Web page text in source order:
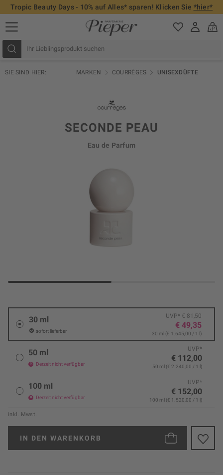
Tropic Beauty Days - 10% auf Alles* sparen! Klicken Sie *hier*
SIE SIND HIER: MARKEN COURRÈGES UNISEXDÜFTE
SECONDE PEAU
Eau de Parfum
30 ml
sofort lieferbar
UVP* € 81,50
€ 49,35
30 ml (€ 1.645,00 / 1 l)
50 ml
Derzeit nicht verfügbar
UVP*
€ 112,00
50 ml (€ 2.240,00 / 1 l)
100 ml
Derzeit nicht verfügbar
UVP*
€ 152,00
100 ml (€ 1.520,00 / 1 l)
inkl. Mwst.
IN DEN WARENKORB